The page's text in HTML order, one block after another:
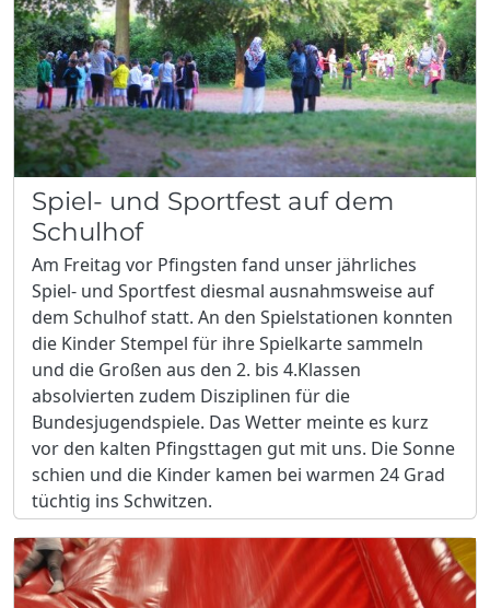
Spiel- und Sportfest auf dem
Schulhof
Am Freitag vor Pfingsten fand unser jährliches
Spiel- und Sportfest diesmal ausnahmsweise auf
dem Schulhof statt. An den Spielstationen konnten
die Kinder Stempel für ihre Spielkarte sammeln
und die Großen aus den 2. bis 4.Klassen
absolvierten zudem Disziplinen für die
Bundesjugendspiele. Das Wetter meinte es kurz
vor den kalten Pfingsttagen gut mit uns. Die Sonne
schien und die Kinder kamen bei warmen 24 Grad
tüchtig ins Schwitzen.